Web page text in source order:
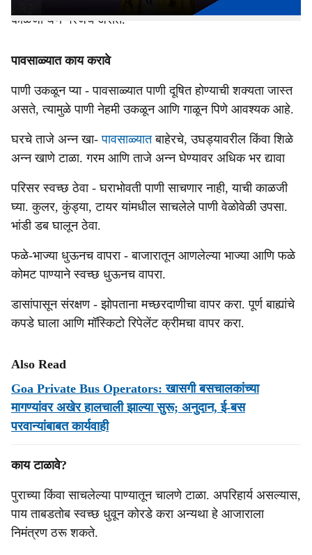
काळजी घेणे गरजेचे असते.
पावसाळ्यात काय करावे
पाणी उकळून प्या - पावसाळ्यात पाणी दूषित होण्याची शक्यता जास्त
असते, त्यामुळे पाणी नेहमी उकळून आणि गाळून पिणे आवश्‍यक आहे.
घरचे ताजे अन्न खा-पावसाळ्यातबाहेरचे, उघड्यावरील किंवा शिळे
अन्न खाणे टाळा. गरम आणि ताजे अन्न घेण्यावर अधिक भर द्यावा
परिसर स्वच्छ ठेवा - घराभोवती पाणी साचणार नाही, याची काळजी
घ्या. कुलर, कुंड्या, टायर यांमधील साचलेले पाणी वेळोवेळी उपसा.
भांडी डब घालून ठेवा.
फळे-भाज्या धुऊनच वापरा - बाजारातून आणलेल्या भाज्या आणि फळे
कोमट पाण्याने स्वच्छ धुऊनच वापरा.
डासांपासून संरक्षण - झोपताना मच्छरदाणीचा वापर करा. पूर्ण बाह्यांचे
कपडे घाला आणि मॉस्किटो रिपेलेंट क्रीमचा वापर करा.
Also Read
Goa Private Bus Operators: खासगी बसचालकांच्या
मागण्यांवर अखेर हालचाली झाल्या सुरू; अनुदान, ई-बस
परवान्यांबाबत कार्यवाही
काय टाळावे?
पुराच्या किंवा साचलेल्या पाण्यातून चालणे टाळा. अपरिहार्य असल्यास,
पाय ताबडतोब स्वच्छ धुवून कोरडे करा अन्यथा हे आजाराला
निमंत्रण ठरू शकते.